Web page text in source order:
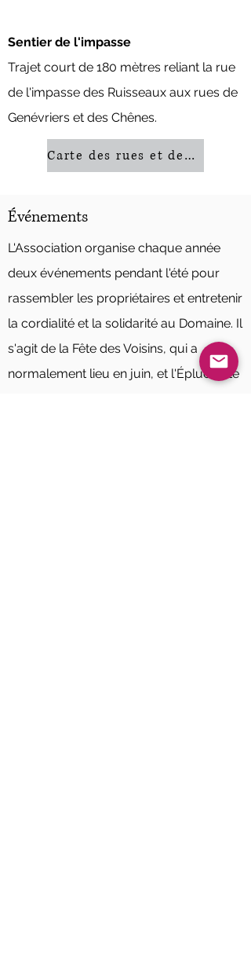
Sentier de l'impasse
Trajet court de 180 mètres reliant la rue
de l'impasse des Ruisseaux aux rues de
Genévriers et des Chênes.
Carte des rues et des sentiers
Événements
L'Association organise chaque année
deux événements pendant l'été pour
rassembler les propriétaires et entretenir
la cordialité et la solidarité au Domaine. Il
s'agit de la Fête des Voisins, qui a
normalement lieu en juin, et l'Épluchette